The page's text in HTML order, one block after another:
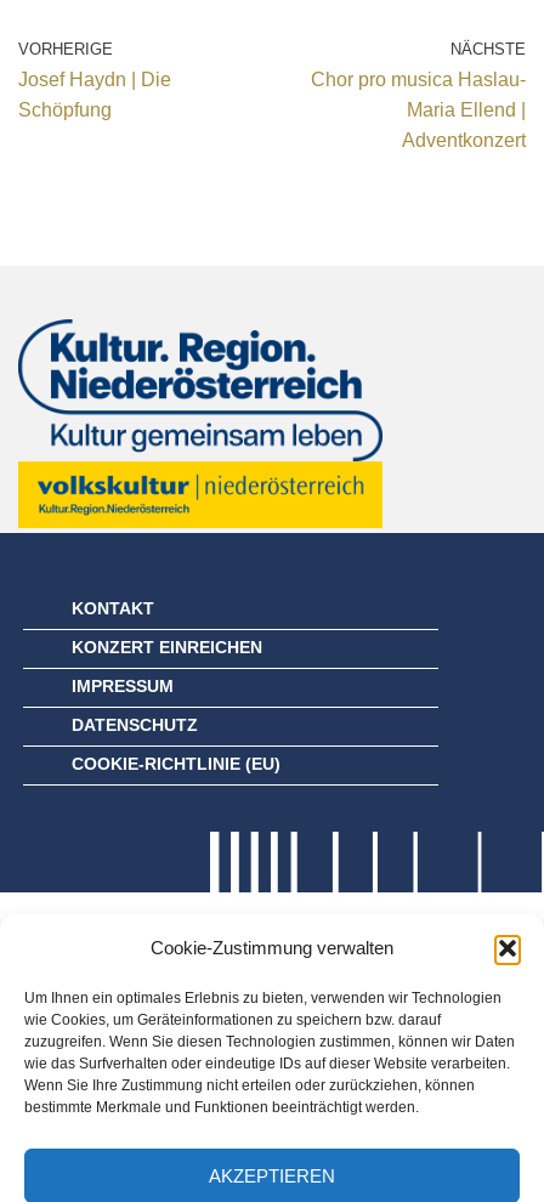
Cookie-Zustimmung verwalten
Um Ihnen ein optimales Erlebnis zu bieten, verwenden wir Technologien
wie Cookies, um Geräteinformationen zu speichern bzw. darauf
zuzugreifen. Wenn Sie diesen Technologien zustimmen, können wir Daten
wie das Surfverhalten oder eindeutige IDs auf dieser Website verarbeiten.
Wenn Sie Ihre Zustimmung nicht erteilen oder zurückziehen, können
bestimmte Merkmale und Funktionen beeinträchtigt werden.
AKZEPTIEREN
VORHERIGE
Josef Haydn | Die
Schöpfung
NÄCHSTE
Chor pro musica Haslau-
Maria Ellend |
Adventkonzert
KONTAKT
KONZERT EINREICHEN
IMPRESSUM
DATENSCHUTZ
COOKIE-RICHTLINIE (EU)